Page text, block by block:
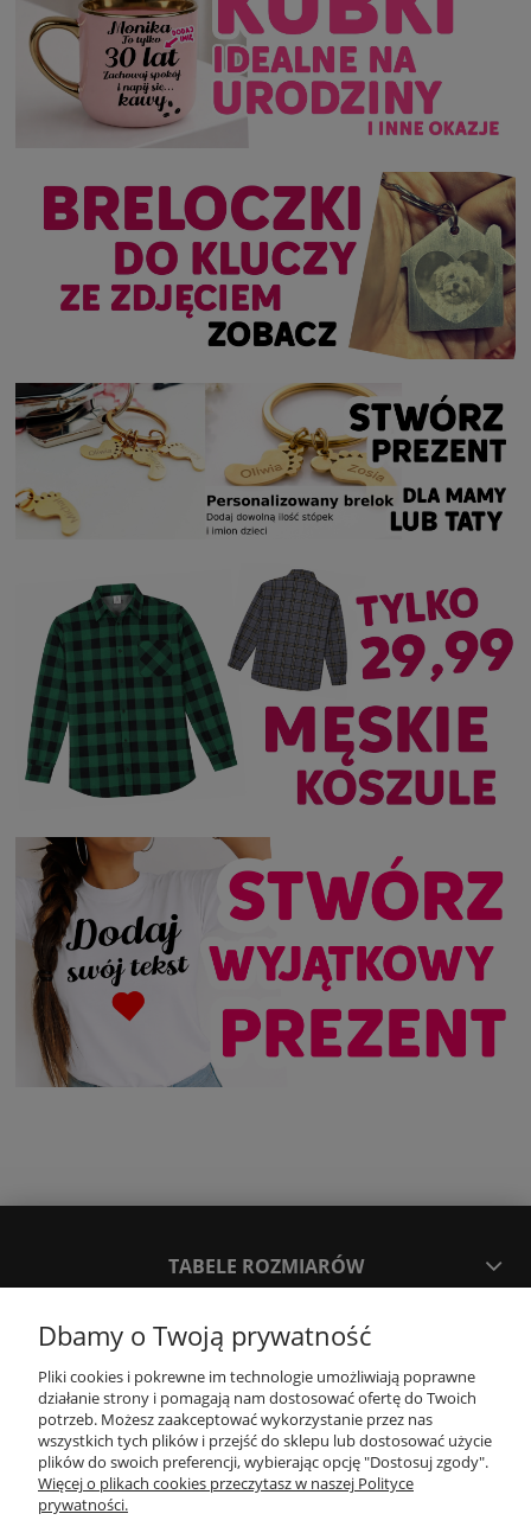
TABELE ROZMIARÓW
SPOSOBY PŁATNOŚCI ORAZ CZAS I KOSZTY DOSTAWY
KONTAKT
WYMIANA / ZWROTY / REKLAMACJE
Dbamy o Twoją prywatność
Pliki cookies i pokrewne im technologie umożliwiają poprawne
działanie strony i pomagają nam dostosować ofertę do Twoich
potrzeb. Możesz zaakceptować wykorzystanie przez nas
wszystkich tych plików i przejść do sklepu lub dostosować użycie
plików do swoich preferencji, wybierając opcję "Dostosuj zgody".
Więcej o plikach cookies przeczytasz w naszej Polityce
prywatności.